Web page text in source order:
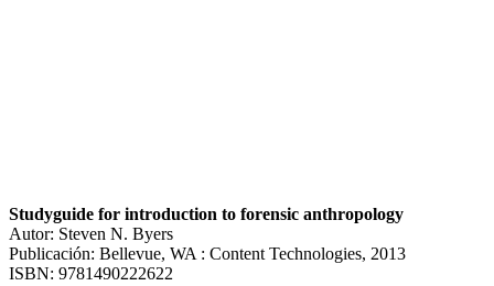
Studyguide for introduction to forensic anthropology
Autor: Steven N. Byers
Publicación: Bellevue, WA : Content Technologies, 2013
ISBN: 9781490222622